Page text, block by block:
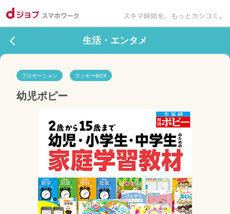
生活・エンタメ
プロモーション ラッキーBOX
幼児ポピー